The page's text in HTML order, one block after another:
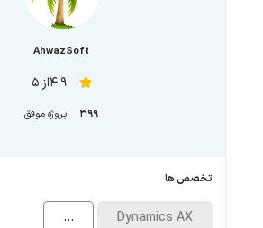
AhwazSoft
4.9از 5
399 پروژه موفق
تخصص ها
Dynamics AX
...